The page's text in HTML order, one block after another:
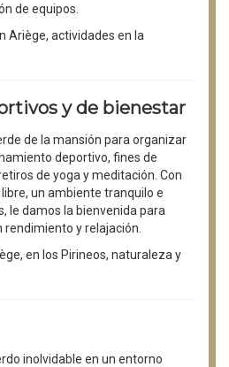
de equipos.
y de bienestar
de la mansión para organizar
deportivo, fines de
de yoga y meditación. Con
un ambiente tranquilo e
le damos la bienvenida para
y relajación.
inolvidable en un entorno